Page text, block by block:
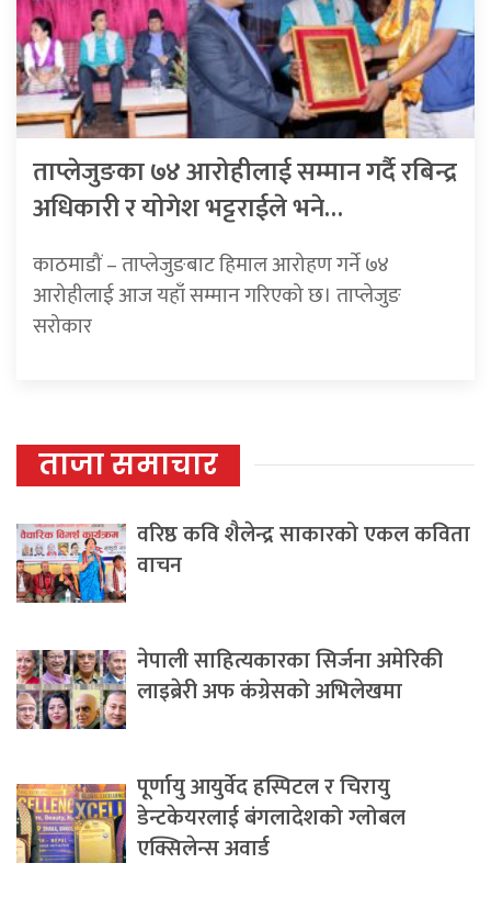
ताप्लेजुङका ७४ आरोहीलाई सम्मान गर्दै रबिन्द्र
अधिकारी र योगेश भट्टराईले भने…
काठमाडौं – ताप्लेजुङबाट हिमाल आरोहण गर्ने ७४
आरोहीलाई आज यहाँ सम्मान गरिएको छ। ताप्लेजुङ
सरोकार
ताजा समाचार
वरिष्ठ कवि शैलेन्द्र साकारको एकल कविता
वाचन
नेपाली साहित्यकारका सिर्जना अमेरिकी
लाइब्रेरी अफ कंग्रेसको अभिलेखमा
पूर्णायु आयुर्वेद हस्पिटल र चिरायु
डेन्टकेयरलाई बंगलादेशको ग्लोबल
एक्सिलेन्स अवार्ड